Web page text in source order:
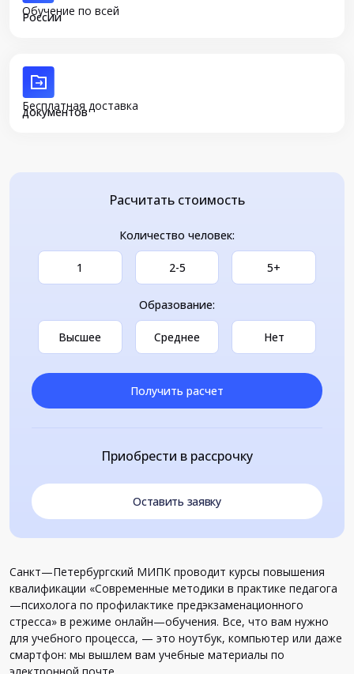
Обучение по всей
России
Бесплатная доставка
документов
Расчитать стоимость
Количество человек:
1 2-5 5+
Образование:
Высшее Среднее Нет
Получить расчет
Приобрести в рассрочку
Оставить заявку
Санкт—Петербургский МИПК проводит курсы повышения
квалификации «Современные методики в практике педагога
—психолога по профилактике предэкзаменационного
стресса» в режиме онлайн—обучения. Все, что вам нужно
для учебного процесса, — это ноутбук, компьютер или даже
смартфон: мы вышлем вам учебные материалы по